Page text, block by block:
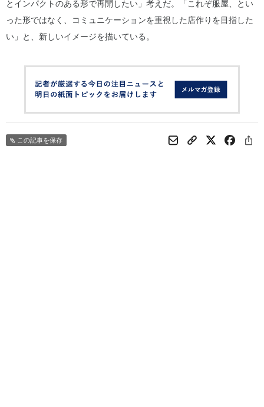
とインパクトのある形で再開したい」考えだ。「これぞ服屋、とい
った形ではなく、コミュニケーションを重視した店作りを目指した
い」と、新しいイメージを描いている。
この記事を保存